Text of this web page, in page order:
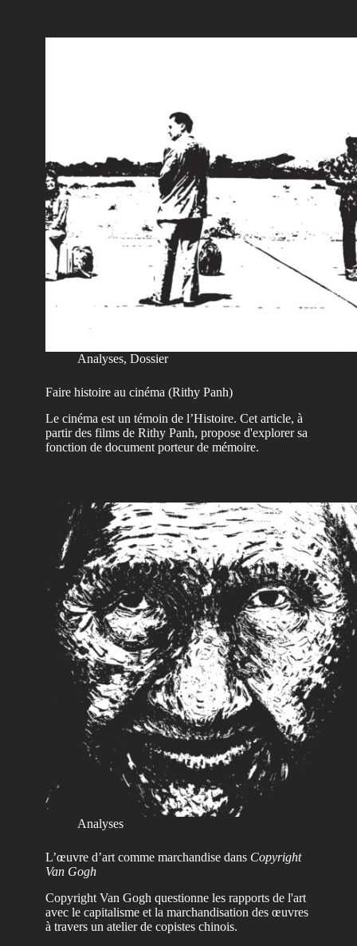
Analyses, Dossier
Faire histoire au cinéma (Rithy Panh)
Le cinéma est un témoin de l’Histoire. Cet article, à
partir des films de Rithy Panh, propose d'explorer sa
fonction de document porteur de mémoire.
Analyses
L’œuvre d’art comme marchandise dans Copyright
Van Gogh
Copyright Van Gogh questionne les rapports de l'art
avec le capitalisme et la marchandisation des œuvres
à travers un atelier de copistes chinois.